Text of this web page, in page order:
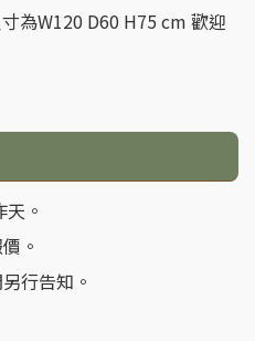
為W120 D60 H75 cm 歡迎
。
。
行告知。